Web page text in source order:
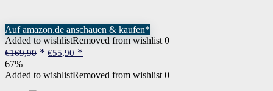
Auf amazon.de anschauen & kaufen*
Added to wishlistRemoved from wishlist 0
€169,90
Ursprünglicher
war:
€169,90
€55,90
€55,90.
67%
Added to wishlistRemoved from wishlist 0